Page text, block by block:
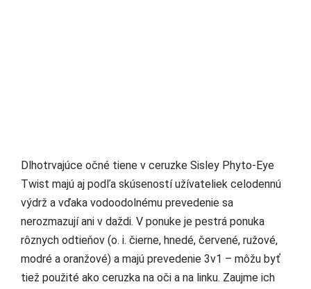
Dlhotrvajúce očné tiene v ceruzke Sisley Phyto-Eye
Twist majú aj podľa skúseností užívateliek celodennú
výdrž a vďaka vodoodolnému prevedenie sa
nerozmazují ani v daždi. V ponuke je pestrá ponuka
rôznych odtieňov (o. i. čierne, hnedé, červené, ružové,
modré a oranžové) a majú prevedenie 3v1 – môžu byť
tiež použité ako ceruzka na oči a na linku. Zaujme ich